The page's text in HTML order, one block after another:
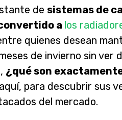
de sistemas de
a los
quienes desean
de invierno sin ver
¿qué son
para descubrir sus
del mercado.